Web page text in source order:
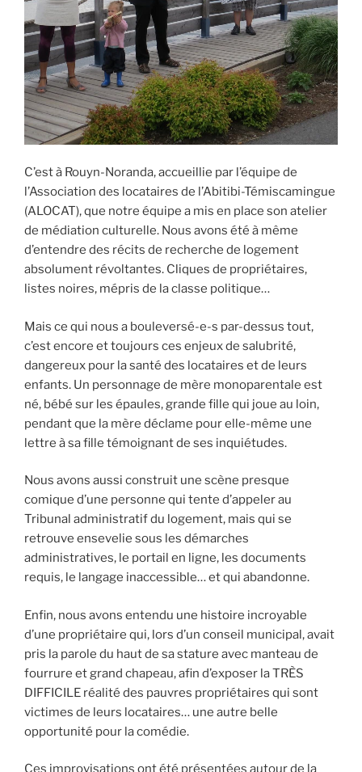
C’est à Rouyn-Noranda, accueillie par l’équipe de
l’Association des locataires de l’Abitibi-Témiscamingue
(ALOCAT), que notre équipe a mis en place son atelier
de médiation culturelle. Nous avons été à même
d’entendre des récits de recherche de logement
absolument révoltantes. Cliques de propriétaires,
listes noires, mépris de la classe politique…
Mais ce qui nous a bouleversé-e-s par-dessus tout,
c’est encore et toujours ces enjeux de salubrité,
dangereux pour la santé des locataires et de leurs
enfants. Un personnage de mère monoparentale est
né, bébé sur les épaules, grande fille qui joue au loin,
pendant que la mère déclame pour elle-même une
lettre à sa fille témoignant de ses inquiétudes.
Nous avons aussi construit une scène presque
comique d’une personne qui tente d’appeler au
Tribunal administratif du logement, mais qui se
retrouve ensevelie sous les démarches
administratives, le portail en ligne, les documents
requis, le langage inaccessible… et qui abandonne.
Enfin, nous avons entendu une histoire incroyable
d’une propriétaire qui, lors d’un conseil municipal, avait
pris la parole du haut de sa stature avec manteau de
fourrure et grand chapeau, afin d’exposer la TRÈS
DIFFICILE réalité des pauvres propriétaires qui sont
victimes de leurs locataires… une autre belle
opportunité pour la comédie.